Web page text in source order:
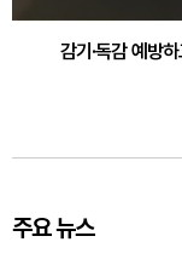
감기·독감 예방
주요 뉴스